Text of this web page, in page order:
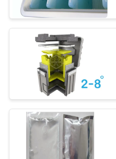
BERITA
KASUS
SITEMAP
PRIVACY
POLICY